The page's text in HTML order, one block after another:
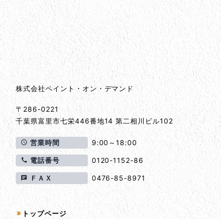
会社情報とサイトマップ
会社情報
株式会社ペイント・オン・デマンド
〒286-0221
千葉県富里市七栄446番地14 第二相川ビル102
営業時間 9:00～18:00
電話番号 0120-1152-86
ＦＡＸ 0476-85-8971
サイトマップ
トップページ